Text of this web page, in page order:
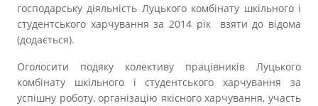
господарську діяльність Луцького комбінату шкільного і
студентського харчування за 2014 рік взяти до відома
(додається).
Оголосити подяку колективу працівників Луцького
комбінату шкільного і студентського харчування за
успішну роботу, організацію якісного харчування, участь